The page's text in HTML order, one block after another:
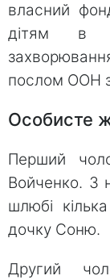
власний
дітям в
послом ООН
Особисте
Перший
Войченко. З
шлюбі
дочку Соню.
Другий